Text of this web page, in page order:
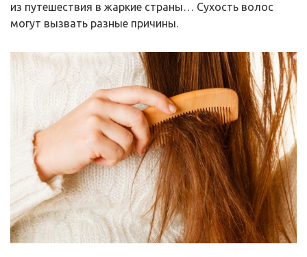
из путешествия в жаркие страны… Сухость волос
могут вызвать разные причины.